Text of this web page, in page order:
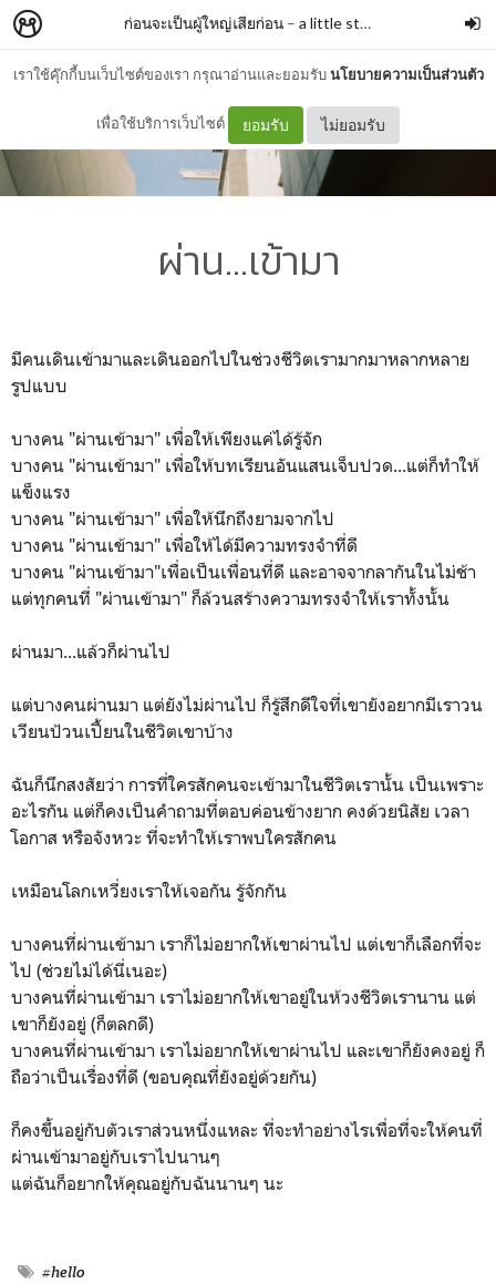
เราใช้คุ๊กกี้บนเว็บไซต์ของเรา กรุณาอ่านและยอมรับนโยบายความเป็นส่วนตัว
เพื่อใช้บริการเว็บไซต์ ยอมรับ ไม่ยอมรับ
ก่อนจะเป็นผู้ใหญ่เสียก่อน – a little student
ผ่าน...เข้ามา
มีคนเดินเข้ามาและเดินออกไปในช่วงชีวิตเรามากมาหลากหลาย
รูปแบบ
บางคน "ผ่านเข้ามา" เพื่อให้เพียงแค่ได้รู้จัก
บางคน "ผ่านเข้ามา" เพื่อให้บทเรียนอันแสนเจ็บปวด...แต่ก็ทำให้
แข็งแรง
บางคน "ผ่านเข้ามา" เพื่อให้นึกถึงยามจากไป
บางคน "ผ่านเข้ามา" เพื่อให้ได้มีความทรงจำที่ดี
บางคน "ผ่านเข้ามา"เพื่อเป็นเพื่อนที่ดี และอาจจากลากันในไม่ช้า
แต่ทุกคนที่ "ผ่านเข้ามา" ก็ล้วนสร้างความทรงจำให้เราทั้งนั้น
ผ่านมา...แล้วก็ผ่านไป
แต่บางคนผ่านมา แต่ยังไม่ผ่านไป ก็รู้สึกดีใจที่เขายังอยากมีเราวน
เวียนป้วนเปี้ยนในชีวิตเขาบ้าง
ฉันก็นึกสงสัยว่า การที่ใครสักคนจะเข้ามาในชีวิตเรานั้น เป็นเพราะ
อะไรกัน แต่ก็คงเป็นคำถามที่ตอบค่อนข้างยาก คงด้วยนิสัย เวลา
โอกาส หรือจังหวะ ที่จะทำให้เราพบใครสักคน
เหมือนโลกเหวี่ยงเราให้เจอกัน รู้จักกัน
บางคนที่ผ่านเข้ามา เราก็ไม่อยากให้เขาผ่านไป แต่เขาก็เลือกที่จะ
ไป (ช่วยไม่ได้นี่เนอะ)
บางคนที่ผ่านเข้ามา เราไม่อยากให้เขาอยู่ในห้วงชีวิตเรานาน แต่
เขาก็ยังอยู่ (ก็ตลกดี)
บางคนที่ผ่านเข้ามา เราไม่อยากให้เขาผ่านไป และเขาก็ยังคงอยู่ ก็
ถือว่าเป็นเรื่องที่ดี (ขอบคุณที่ยังอยู่ด้วยกัน)
ก็คงขึ้นอยู่กับตัวเราส่วนหนึ่งแหละ ที่จะทำอย่างไรเพื่อที่จะให้คนที่
ผ่านเข้ามาอยู่กับเราไปนานๆ
แต่ฉันก็อยากให้คุณอยู่กับฉันนานๆ นะ
#hello